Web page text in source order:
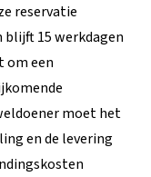
reservatie
15 werkdagen
om een
moet het
en de levering